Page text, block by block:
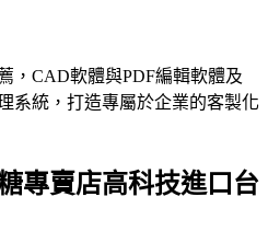
，CAD軟體與PDF編輯軟體及
系統，打造專屬於企業的客製化
專賣店高科技進口台